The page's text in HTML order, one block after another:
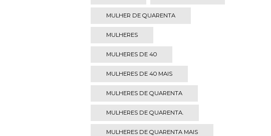
MULHER DE QUARENTA
MULHERES
MULHERES DE 40
MULHERES DE 40 MAIS
MULHERES DE QUARENTA
MULHERES DE QUARENTA.
MULHERES DE QUARENTA MAIS